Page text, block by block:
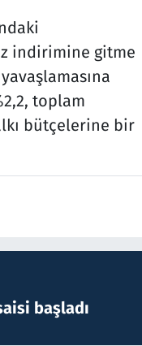
indirimine gitme
toplam
bütçelerine bir
başladı